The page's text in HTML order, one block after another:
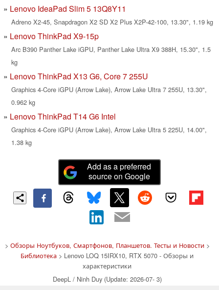
Lenovo IdeaPad Slim 5 13Q8Y11
Adreno X2-45, Snapdragon X2 SD X2 Plus X2P-42-100, 13.30", 1.19 kg
Lenovo ThinkPad X9-15p
Arc B390 Panther Lake iGPU, Panther Lake Ultra X9 388H, 15.30", 1.5
kg
Lenovo ThinkPad X13 G6, Core 7 255U
Graphics 4-Core iGPU (Arrow Lake), Arrow Lake Ultra 7 255U, 13.30",
0.962 kg
Lenovo ThinkPad T14 G6 Intel
Graphics 4-Core iGPU (Arrow Lake), Arrow Lake Ultra 5 225U, 14.00",
1.38 kg
Add as a preferred
source on Google
> Обзоры Ноутбуков, Смартфонов, Планшетов. Тесты и Новости>
Библиотека > Lenovo LOQ 15IRX10, RTX 5070 - Обзоры и
характеристики
DeepL / Ninh Duy (Update: 2026-07- 3)